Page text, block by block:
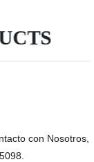
con Nosotros,